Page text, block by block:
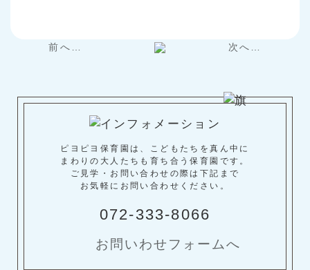
前へ… 次へ…
ピヨピヨ保育園は、こどもたちを真ん中に
まわりの大人たちも育ち合う保育園です。
ご見学・お問い合わせの際は下記まで
お気軽にお問い合わせください。
072-333-8066
お問いわせフォームへ